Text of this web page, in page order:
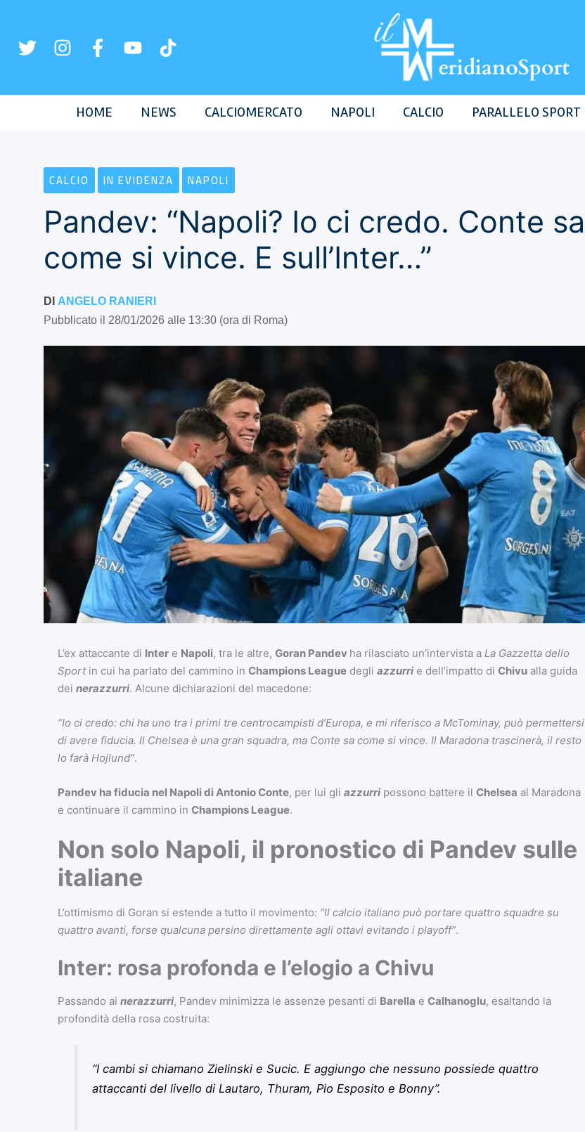
contenuto
HOME NEWS CALCIOMERCATO NAPOLI CALCIO PARALLELO SPORT
CALCIO IN EVIDENZA NAPOLI
Pandev: “Napoli? Io ci credo. Conte sa
come si vince. E sull’Inter…”
DI ANGELO RANIERI
Pubblicato il 28/01/2026 alle 13:30 (ora di Roma)
L’ex attaccante di Intere Napoli, tra le altre, Goran Pandev ha rilasciato un’intervista a La Gazzetta dello
Sportin cui ha parlato del cammino in Champions Leaguedegli azzurrie dell’impatto di Chivualla guida
dei nerazzurri. Alcune dichiarazioni del macedone:
“Io ci credo: chi ha uno tra i primi tre centrocampisti d’Europa, e mi riferisco a McTominay, può permettersi
di avere fiducia. Il Chelsea è una gran squadra, ma Conte sa come si vince. Il Maradona trascinerà, il resto
lo farà Hojlund”.
Pandev ha fiducia nel Napoli di Antonio Conte, per lui gli azzurripossono battere il Chelsea al Maradona
e continuare il cammino in Champions League.
Non solo Napoli, il pronostico di Pandev sulle
italiane
L’ottimismo di Goran si estende a tutto il movimento: “Il calcio italiano può portare quattro squadre su
quattro avanti, forse qualcuna persino direttamente agli ottavi evitando i playoff”.
Inter: rosa profonda e l’elogio a Chivu
Passando ai nerazzurri, Pandev minimizza le assenze pesanti di Barella e Calhanoglu, esaltando la
profondità della rosa costruita:
“I cambi si chiamano Zielinski e Sucic. E aggiungo che nessuno possiede quattro
attaccanti del livello di Lautaro, Thuram, Pio Esposito e Bonny”.